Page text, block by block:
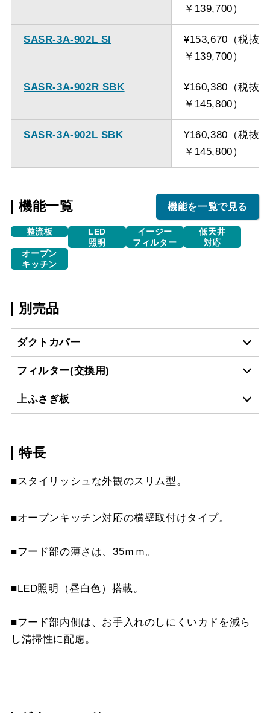
￥139,700）
SASR-3A-902L SI
¥153,670（税抜
￥139,700）
SASR-3A-902R SBK
¥160,380（税抜
￥145,800）
SASR-3A-902L SBK
¥160,380（税抜
￥145,800）
機能一覧 機能を一覧で見る
整流板
LED
照明
イージー
フィルター
低天井
対応
オープン
キッチン
別売品
ダクトカバー
SKDC-D4555 BK ¥12,980（税抜価格 ￥
SKDC-D4555 SI
SKDC-D4555 SBK ¥16,830（税抜価格 ￥
SKDC-D5565 BK ¥14,300（税抜価格 ￥
SKDC-D5565 W
SKDC-D6575 BK
フィルター(交換用)
上ふさぎ板
SASR-UP SBK
特長
■スタイリッシュな外観のスリム型。
■オープンキッチン対応の横壁取付けタイプ。
■フード部の薄さは、35ｍｍ。
■LED照明（昼白色）搭載。
■フード部内側は、お手入れのしにくいカドを減ら
し清掃性に配慮。